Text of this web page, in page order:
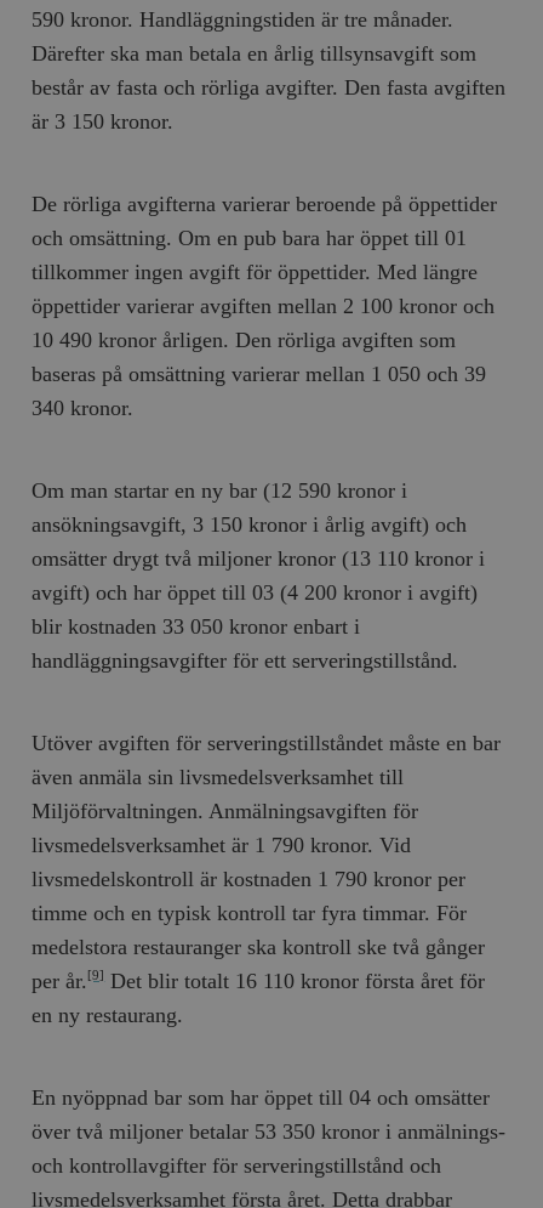
590 kronor. Handläggningstiden är tre månader.
Därefter ska man betala en årlig tillsynsavgift som
består av fasta och rörliga avgifter. Den fasta avgiften
är 3 150 kronor.
De rörliga avgifterna varierar beroende på öppettider
och omsättning. Om en pub bara har öppet till 01
tillkommer ingen avgift för öppettider. Med längre
öppettider varierar avgiften mellan 2 100 kronor och
10 490 kronor årligen. Den rörliga avgiften som
baseras på omsättning varierar mellan 1 050 och 39
340 kronor.
Om man startar en ny bar (12 590 kronor i
ansökningsavgift, 3 150 kronor i årlig avgift) och
omsätter drygt två miljoner kronor (13 110 kronor i
avgift) och har öppet till 03 (4 200 kronor i avgift)
blir kostnaden 33 050 kronor enbart i
handläggningsavgifter för ett serveringstillstånd.
Utöver avgiften för serveringstillståndet måste en bar
även anmäla sin livsmedelsverksamhet till
Miljöförvaltningen. Anmälningsavgiften för
livsmedelsverksamhet är 1 790 kronor. Vid
livsmedelskontroll är kostnaden 1 790 kronor per
timme och en typisk kontroll tar fyra timmar. För
medelstora restauranger ska kontroll ske två gånger
per år. [9] Det blir totalt 16 110 kronor första året för
en ny restaurang.
En nyöppnad bar som har öppet till 04 och omsätter
över två miljoner betalar 53 350 kronor i anmälnings-
och kontrollavgifter för serveringstillstånd och
livsmedelsverksamhet första året. Detta drabbar